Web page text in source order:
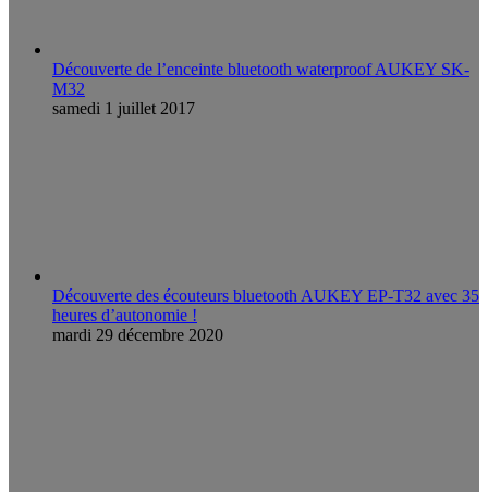
Découverte de l’enceinte bluetooth waterproof AUKEY SK-
M32
samedi 1 juillet 2017
Découverte des écouteurs bluetooth AUKEY EP-T32 avec 35
heures d’autonomie !
mardi 29 décembre 2020